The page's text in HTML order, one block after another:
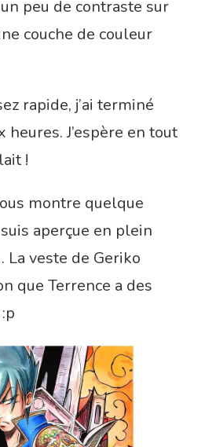
peu de contraste sur
couche de couleur
rapide, j’ai terminé
J’espère en tout
!
montre quelque
aperçue en plein
veste de Geriko
que Terrence a des